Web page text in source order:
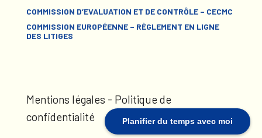
Planifier du temps avec moi
COMMISSION D’EVALUATION ET DE CONTRÔLE – CECMC
COMMISSION EUROPÉENNE – RÈGLEMENT EN LIGNE
DES LITIGES
Mentions légales - Politique de
confidentialité